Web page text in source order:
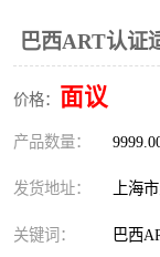
巴西ART认证
价格： 面议
产品数量：
发货地址： 上海
关键词： 巴西